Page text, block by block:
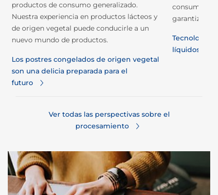
productos de consumo generalizado.
Nuestra experiencia en productos lácteos y
de origen vegetal puede conducirle a un
nuevo mundo de productos.
Los postres congelados de origen vegetal
son una delicia preparada para el
futuro
consumo
garantizar la
Tecnologías
líquidos
Ver todas las perspectivas sobre el
procesamiento